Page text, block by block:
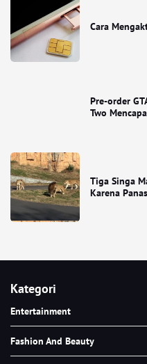
Cara
Pre-order
Two
Tiga Singa
Karena
Kategori
Entertainment
Fashion And Beauty